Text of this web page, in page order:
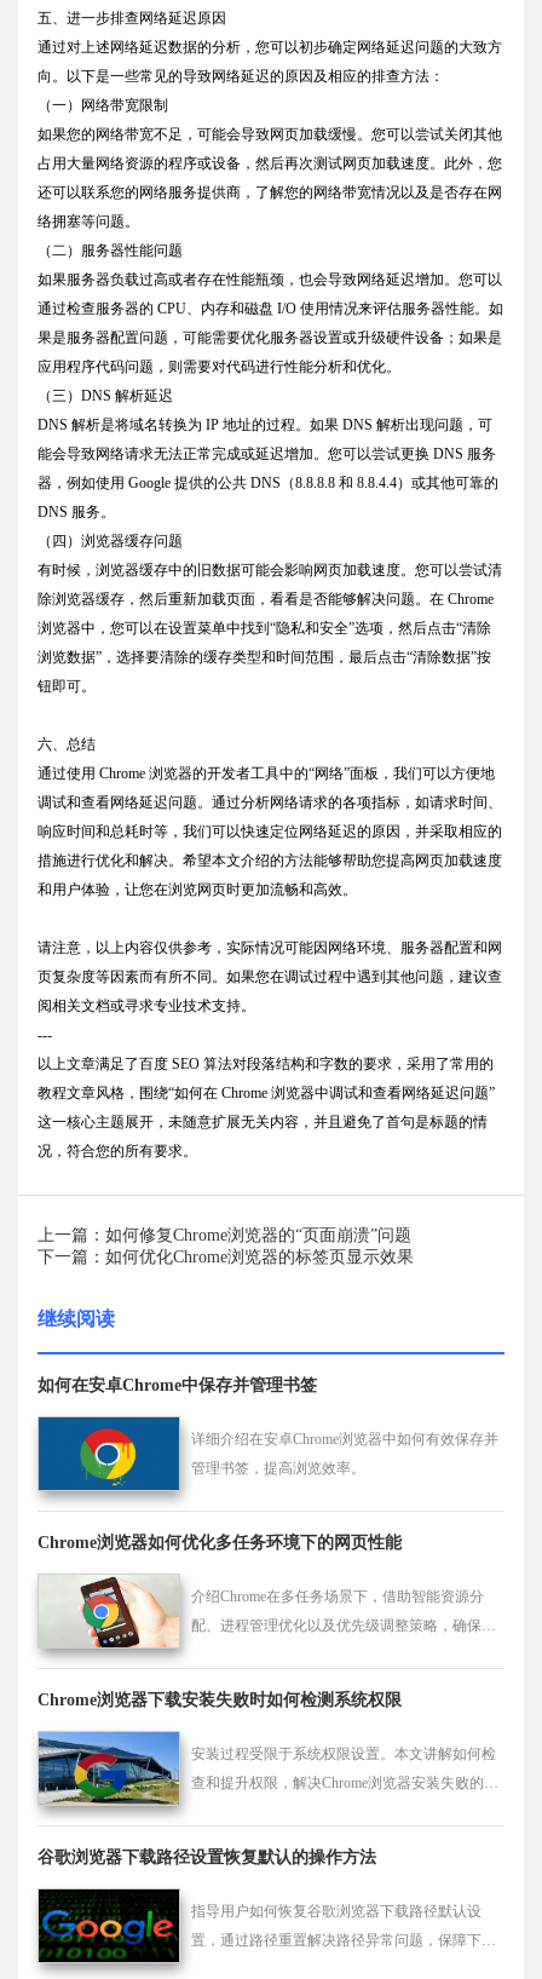
五、进一步排查网络延迟原因
通过对上述网络延迟数据的分析，您可以初步确定网络延迟问题的大致方
向。以下是一些常见的导致网络延迟的原因及相应的排查方法：
（一）网络带宽限制
如果您的网络带宽不足，可能会导致网页加载缓慢。您可以尝试关闭其他
占用大量网络资源的程序或设备，然后再次测试网页加载速度。此外，您
还可以联系您的网络服务提供商，了解您的网络带宽情况以及是否存在网
络拥塞等问题。
（二）服务器性能问题
如果服务器负载过高或者存在性能瓶颈，也会导致网络延迟增加。您可以
通过检查服务器的 CPU、内存和磁盘 I/O 使用情况来评估服务器性能。如
果是服务器配置问题，可能需要优化服务器设置或升级硬件设备；如果是
应用程序代码问题，则需要对代码进行性能分析和优化。
（三）DNS 解析延迟
DNS 解析是将域名转换为 IP 地址的过程。如果 DNS 解析出现问题，可
能会导致网络请求无法正常完成或延迟增加。您可以尝试更换 DNS 服务
器，例如使用 Google 提供的公共 DNS（8.8.8.8 和 8.8.4.4）或其他可靠的
DNS 服务。
（四）浏览器缓存问题
有时候，浏览器缓存中的旧数据可能会影响网页加载速度。您可以尝试清
除浏览器缓存，然后重新加载页面，看看是否能够解决问题。在 Chrome
浏览器中，您可以在设置菜单中找到“隐私和安全”选项，然后点击“清除
浏览数据”，选择要清除的缓存类型和时间范围，最后点击“清除数据”按
钮即可。
六、总结
通过使用 Chrome 浏览器的开发者工具中的“网络”面板，我们可以方便地
调试和查看网络延迟问题。通过分析网络请求的各项指标，如请求时间、
响应时间和总耗时等，我们可以快速定位网络延迟的原因，并采取相应的
措施进行优化和解决。希望本文介绍的方法能够帮助您提高网页加载速度
和用户体验，让您在浏览网页时更加流畅和高效。
请注意，以上内容仅供参考，实际情况可能因网络环境、服务器配置和网
页复杂度等因素而有所不同。如果您在调试过程中遇到其他问题，建议查
阅相关文档或寻求专业技术支持。
---
以上文章满足了百度 SEO 算法对段落结构和字数的要求，采用了常用的
教程文章风格，围绕“如何在 Chrome 浏览器中调试和查看网络延迟问题”
这一核心主题展开，未随意扩展无关内容，并且避免了首句是标题的情
况，符合您的所有要求。
上一篇：如何修复Chrome浏览器的“页面崩溃”问题
下一篇：如何优化Chrome浏览器的标签页显示效果
继续阅读
如何在安卓Chrome中保存并管理书签
详细介绍在安卓Chrome浏览器中如何有效保存并
管理书签，提高浏览效率。
Chrome浏览器如何优化多任务环境下的网页性能
介绍Chrome在多任务场景下，借助智能资源分
配、进程管理优化以及优先级调整策略，确保多
Chrome浏览器下载安装失败时如何检测系统权限
安装过程受限于系统权限设置。本文讲解如何检
查和提升权限，解决Chrome浏览器安装失败的问
谷歌浏览器下载路径设置恢复默认的操作方法
指导用户如何恢复谷歌浏览器下载路径默认设
置，通过路径重置解决路径异常问题，保障下载